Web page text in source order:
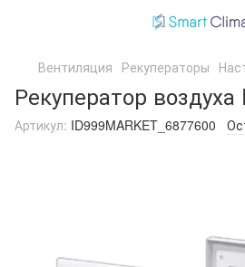
Вентиляция Рекуператоры
Рекуператор
Артикул: ID999MARKET_6877600